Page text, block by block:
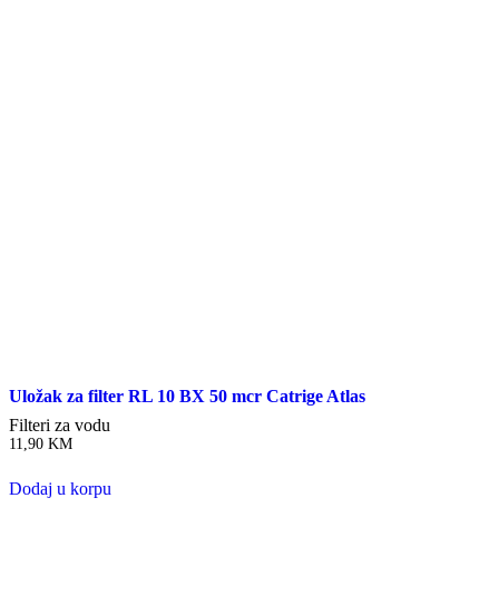
Uložak za filter RL 10 BX 50 mcr Catrige Atlas
Filteri za vodu
11,90 KM
Dodaj u korpu